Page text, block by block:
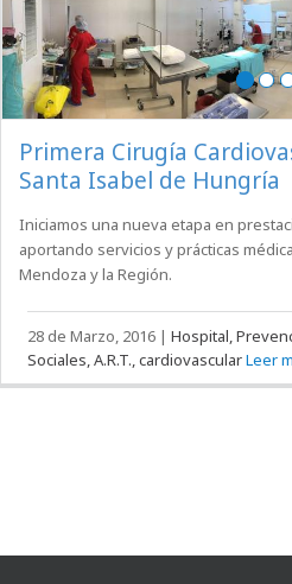
Primera Cirugía
Santa Isabel de Hungría
Iniciamos una nueva etapa en
aportando servicios y prácticas
Mendoza y la Región.
28 de Marzo, 2016 |Hospital,
Sociales, A.R.T., cardiovascularLeer